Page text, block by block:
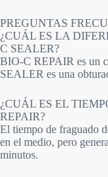
PREGUNTAS
¿CUÁL ES LA
C SEALER?
BIO-C REPAIR es un
SEALER es una
¿CUÁL ES EL
REPAIR?
El tiempo de fraguado
en el medio, pero
minutos.